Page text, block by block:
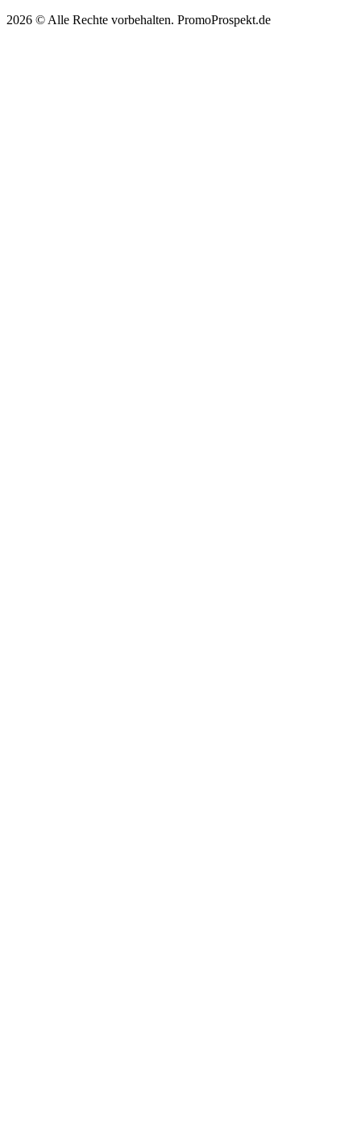
2026 © Alle Rechte vorbehalten. PromoProspekt.de